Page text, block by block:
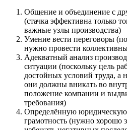
Общение и объединение с
(стачка эффективна только
важные узлы производства)
Умение вести переговоры (по
нужно провести
Адекватный анализ
ситуации (поскольку цель
достойных условий труда, а
они должны вникать во
положение компании и
требования)
Определённую
грамотность (нужно хорошо